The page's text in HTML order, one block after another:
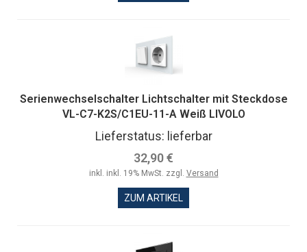
Serienwechselschalter Lichtschalter mit Steckdose
VL-C7-K2S/C1EU-11-A Weiß LIVOLO
Lieferstatus: lieferbar
32,90 €
inkl. inkl. 19% MwSt. zzgl. Versand
ZUM ARTIKEL